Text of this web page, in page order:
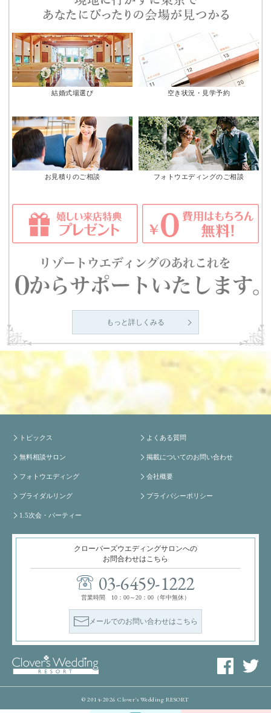
結婚式場選び 空き状況・見学予約
お見積りのご相談 フォトウエディングのご相談
もっと詳しくみる
トピックス
無料相談サロン
フォトウエディング
ブライダルリング
1.5次会・パーティー
よくある質問
掲載についてのお問い合わせ
会社概要
プライバシーポリシー
クローバーズウエディングサロンへの
お問合わせはこちら
03-6459-1222
営業時間 10：00～20：00（年中無休）
メールでのお問い合わせはこちら
© 2014-2026 Clover's Wedding RESORT